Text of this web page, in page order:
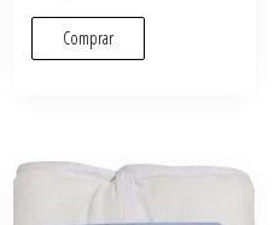
Comprar